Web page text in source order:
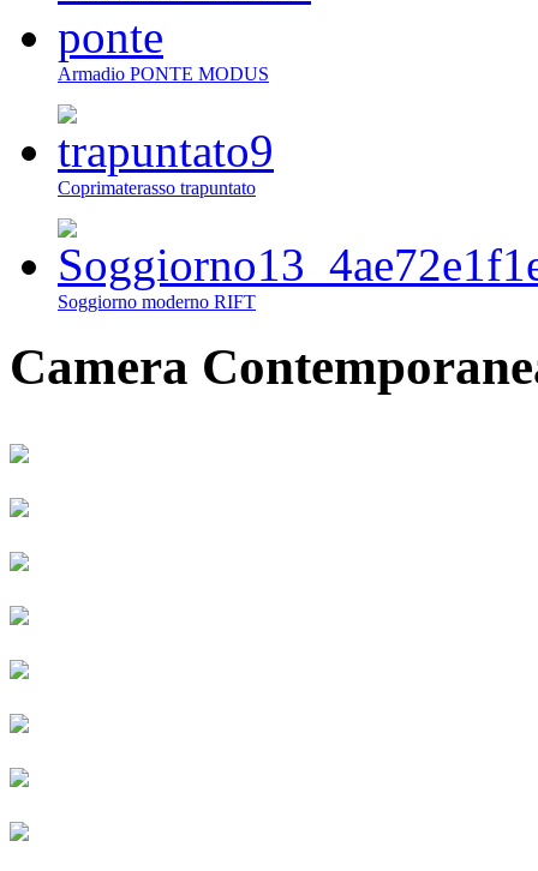
Armadio PONTE MODUS
Coprimaterasso trapuntato
Soggiorno moderno RIFT
Camera